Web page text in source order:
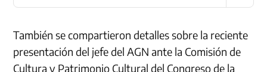
También se compartieron detalles sobre la reciente
presentación del jefe del AGN ante la Comisión de
Cultura y Patrimonio Cultural del Congreso de la